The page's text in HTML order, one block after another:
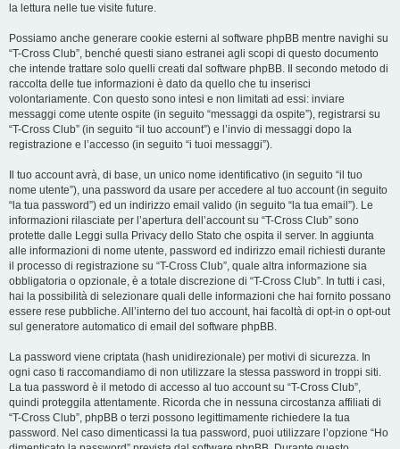
la lettura nelle tue visite future.
Possiamo anche generare cookie esterni al software phpBB mentre navighi su
“T-Cross Club”, benché questi siano estranei agli scopi di questo documento
che intende trattare solo quelli creati dal software phpBB. Il secondo metodo di
raccolta delle tue informazioni è dato da quello che tu inserisci
volontariamente. Con questo sono intesi e non limitati ad essi: inviare
messaggi come utente ospite (in seguito “messaggi da ospite”), registrarsi su
“T-Cross Club” (in seguito “il tuo account”) e l’invio di messaggi dopo la
registrazione e l’accesso (in seguito “i tuoi messaggi”).
Il tuo account avrà, di base, un unico nome identificativo (in seguito “il tuo
nome utente”), una password da usare per accedere al tuo account (in seguito
“la tua password”) ed un indirizzo email valido (in seguito “la tua email”). Le
informazioni rilasciate per l’apertura dell’account su “T-Cross Club” sono
protette dalle Leggi sulla Privacy dello Stato che ospita il server. In aggiunta
alle informazioni di nome utente, password ed indirizzo email richiesti durante
il processo di registrazione su “T-Cross Club”, quale altra informazione sia
obbligatoria o opzionale, è a totale discrezione di “T-Cross Club”. In tutti i casi,
hai la possibilità di selezionare quali delle informazioni che hai fornito possano
essere rese pubbliche. All’interno del tuo account, hai facoltà di opt-in o opt-out
sul generatore automatico di email del software phpBB.
La password viene criptata (hash unidirezionale) per motivi di sicurezza. In
ogni caso ti raccomandiamo di non utilizzare la stessa password in troppi siti.
La tua password è il metodo di accesso al tuo account su “T-Cross Club”,
quindi proteggila attentamente. Ricorda che in nessuna circostanza affiliati di
“T-Cross Club”, phpBB o terzi possono legittimamente richiedere la tua
password. Nel caso dimenticassi la tua password, puoi utilizzare l’opzione “Ho